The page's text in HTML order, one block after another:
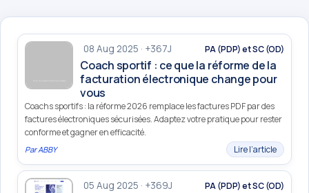
08 Aug 2025 · +367J PA (PDP) et SC (OD)
Coach sportif : ce que la réforme de la
facturation électronique change pour
vous
Coachs sportifs : la réforme 2026 remplace les factures PDF par des
factures électroniques sécurisées. Adaptez votre pratique pour rester
conforme et gagner en efficacité.
ParABBY Lire l’article
05 Aug 2025 · +369J PA (PDP) et SC (OD)